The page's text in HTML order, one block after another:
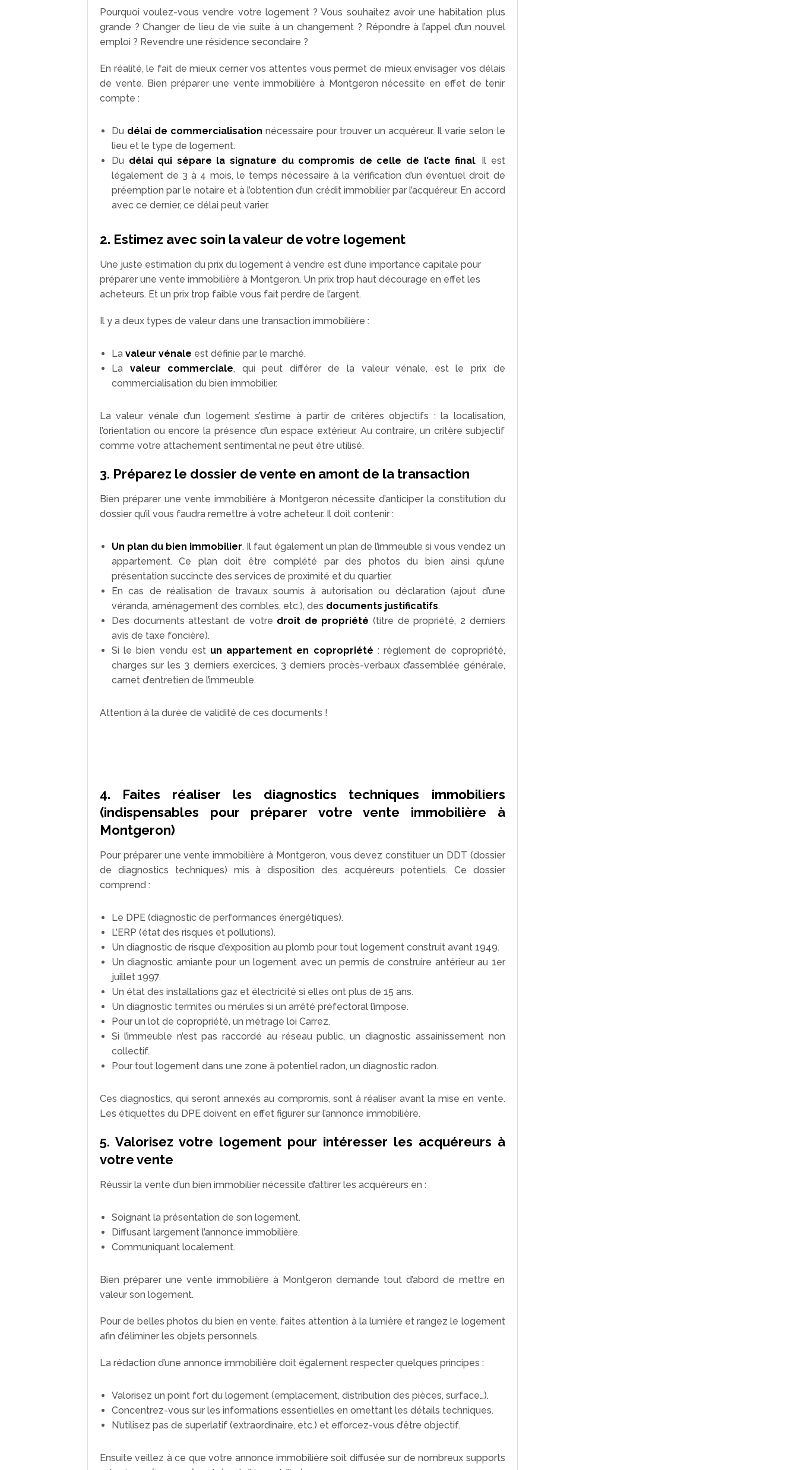
Pourquoi voulez-vous vendre votre logement ? Vous souhaitez avoir une habitation plus
grande ? Changer de lieu de vie suite à un changement ? Répondre à l’appel d’un nouvel
emploi ? Revendre une résidence secondaire ?
En réalité, le fait de mieux cerner vos attentes vous permet de mieux envisager vos délais
de vente. Bien préparer une vente immobilière à Montgeron nécessite en effet de tenir
compte :
Du délai de commercialisation nécessaire pour trouver un acquéreur. Il varie selon le
lieu et le type de logement.
Du délai qui sépare la signature du compromis de celle de l’acte final. Il est
légalement de 3 à 4 mois, le temps nécessaire à la vérification d’un éventuel droit de
préemption par le notaire et à l’obtention d’un crédit immobilier par l’acquéreur. En accord
avec ce dernier, ce délai peut varier.
2. Estimez avec soin la valeur de votre logement
Une juste estimation du prix du logement à vendre est d’une importance capitale pour
préparer une vente immobilière à Montgeron. Un prix trop haut décourage en effet les
acheteurs. Et un prix trop faible vous fait perdre de l’argent.
Il y a deux types de valeur dans une transaction immobilière :
La valeur vénale est définie par le marché.
La valeur commerciale, qui peut différer de la valeur vénale, est le prix de
commercialisation du bien immobilier.
La valeur vénale d’un logement s’estime à partir de critères objectifs : la localisation,
l’orientation ou encore la présence d’un espace extérieur. Au contraire, un critère subjectif
comme votre attachement sentimental ne peut être utilisé.
3. Préparez le dossier de vente en amont de la transaction
Bien préparer une vente immobilière à Montgeron nécessite d’anticiper la constitution du
dossier qu’il vous faudra remettre à votre acheteur. Il doit contenir :
Un plan du bien immobilier. Il faut également un plan de l’immeuble si vous vendez un
appartement. Ce plan doit être complété par des photos du bien ainsi qu’une
présentation succincte des services de proximité et du quartier.
En cas de réalisation de travaux soumis à autorisation ou déclaration (ajout d’une
véranda, aménagement des combles, etc.), des documents justificatifs.
Des documents attestant de votre droit de propriété (titre de propriété, 2 derniers
avis de taxe foncière).
Si le bien vendu est un appartement en copropriété : règlement de copropriété,
charges sur les 3 derniers exercices, 3 derniers procès-verbaux d’assemblée générale,
carnet d’entretien de l’immeuble.
Attention à la durée de validité de ces documents !
4. Faites réaliser les diagnostics techniques immobiliers
(indispensables pour préparer votre vente immobilière à
Montgeron)
Pour préparer une vente immobilière à Montgeron, vous devez constituer un DDT (dossier
de diagnostics techniques) mis à disposition des acquéreurs potentiels. Ce dossier
comprend :
Le DPE (diagnostic de performances énergétiques).
L’ERP (état des risques et pollutions).
Un diagnostic de risque d’exposition au plomb pour tout logement construit avant 1949.
Un diagnostic amiante pour un logement avec un permis de construire antérieur au 1er
juillet 1997.
Un état des installations gaz et électricité si elles ont plus de 15 ans.
Un diagnostic termites ou mérules si un arrêté préfectoral l’impose.
Pour un lot de copropriété, un métrage loi Carrez.
Si l’immeuble n’est pas raccordé au réseau public, un diagnostic assainissement non
collectif.
Pour tout logement dans une zone à potentiel radon, un diagnostic radon.
Ces diagnostics, qui seront annexés au compromis, sont à réaliser avant la mise en vente.
Les étiquettes du DPE doivent en effet figurer sur l’annonce immobilière.
5. Valorisez votre logement pour intéresser les acquéreurs à
votre vente
Réussir la vente d’un bien immobilier nécessite d’attirer les acquéreurs en :
Soignant la présentation de son logement.
Diffusant largement l’annonce immobilière.
Communiquant localement.
Bien préparer une vente immobilière à Montgeron demande tout d’abord de mettre en
valeur son logement.
Pour de belles photos du bien en vente, faites attention à la lumière et rangez le logement
afin d’éliminer les objets personnels.
La rédaction d’une annonce immobilière doit également respecter quelques principes :
Valorisez un point fort du logement (emplacement, distribution des pièces, surface…).
Concentrez-vous sur les informations essentielles en omettant les détails techniques.
N’utilisez pas de superlatif (extraordinaire, etc.) et efforcez-vous d’être objectif.
Ensuite veillez à ce que votre annonce immobilière soit diffusée sur de nombreux supports